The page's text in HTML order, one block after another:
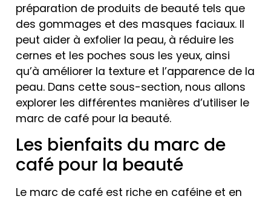
préparation de produits de beauté tels que
des gommages et des masques faciaux. Il
peut aider à exfolier la peau, à réduire les
cernes et les poches sous les yeux, ainsi
qu’à améliorer la texture et l’apparence de la
peau. Dans cette sous-section, nous allons
explorer les différentes manières d’utiliser le
marc de café pour la beauté.
Les bienfaits du marc de
café pour la beauté
Le marc de café est riche en caféine et en